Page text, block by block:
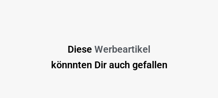
Diese Werbeartikel
könnnten Dir auch gefallen